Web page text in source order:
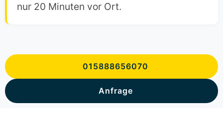
nur 20 Minuten vor Ort.
015888656070
Anfrage